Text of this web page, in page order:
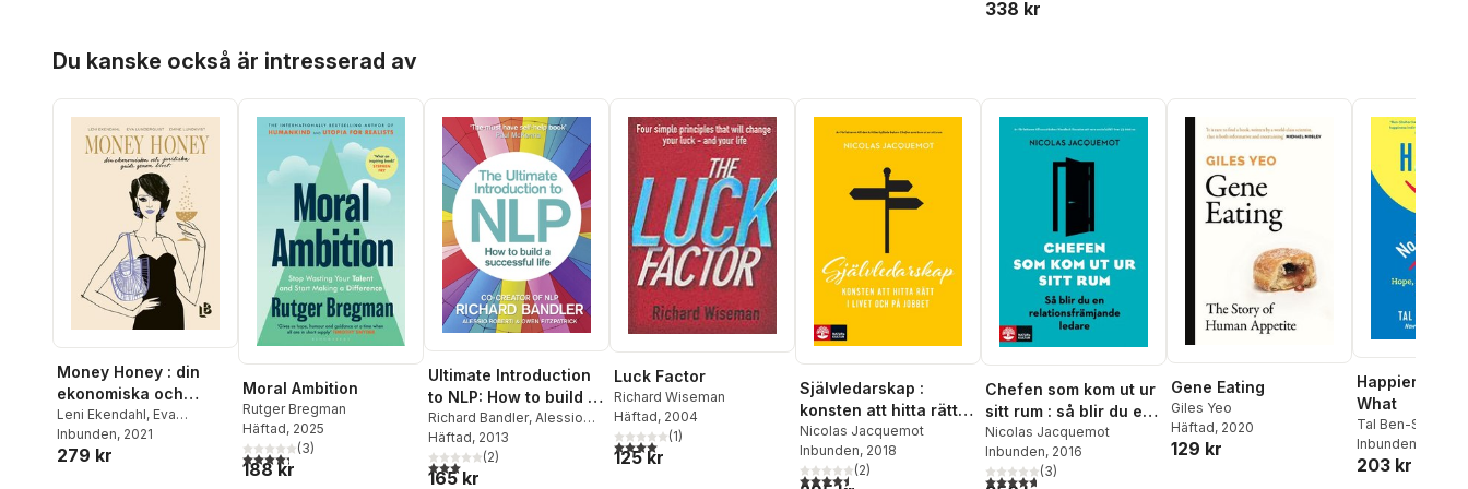
Happier Life
338 kr
Du kanske också är intresserad av
Money Honey : din
ekonomiska och
juridiska guide genom
livet
Leni Ekendahl, Eva
Lunderquist,Emine
Lundkvist
Inbunden, 2021
279 kr
Moral Ambition
Rutger Bregman
Häftad, 2025
4,3utav 5 stjärnor. Totalt antal röster:
(3)
188 kr
Ultimate Introduction
to NLP: How to build a
successful life
Richard Bandler, Alessio
Roberti ,Owen Fitzpatrick
Häftad, 2013
3,0utav 5 stjärnor. Totalt antal röster:
(2)
165 kr
Luck Factor
Richard Wiseman
Häftad, 2004
4,0utav 5 stjärnor. Totalt antal röster:
(1)
125 kr
Självledarskap :
konsten att hitta rätt i
livet och på jobbet
Nicolas Jacquemot
Inbunden, 2018
4,5utav 5 stjärnor. Totalt antal röster:
(2)
Chefen som kom ut ur
sitt rum : så blir du en
relationsfrämjande
ledare
Nicolas Jacquemot
Inbunden, 2016
4,7utav 5 stjärnor. Totalt antal röster:
(3)
Gene Eating
Giles Yeo
Häftad, 2020
129 kr
Happier, No
What
Tal Ben-Shahar
Inbunden
203 kr